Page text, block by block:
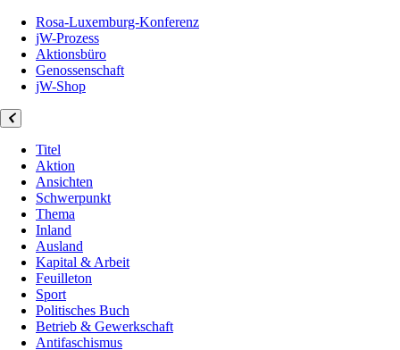
Rosa-Luxemburg-Konferenz
jW-Prozess
Aktionsbüro
Genossenschaft
jW-Shop
Titel
Aktion
Ansichten
Schwerpunkt
Thema
Inland
Ausland
Kapital & Arbeit
Feuilleton
Sport
Politisches Buch
Betrieb & Gewerkschaft
Antifaschismus